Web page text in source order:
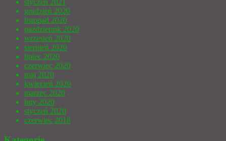
styczeń 2021
grudzień 2020
listopad 2020
październik 2020
wrzesień 2020
sierpień 2020
lipiec 2020
czerwiec 2020
maj 2020
kwiecień 2020
marzec 2020
luty 2020
styczeń 2020
czerwiec 2018